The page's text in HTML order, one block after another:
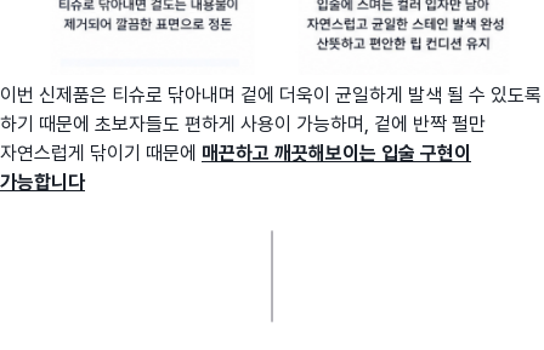
이번 신제품은 티슈로 닦아내며 겉에 더욱이 균일하게 발색 될 수 있도록
하기 때문에 초보자들도 편하게 사용이 가능하며, 겉에 반짝 펄만
자연스럽게 닦이기 때문에 매끈하고 깨끗해보이는 입술 구현이
가능합니다